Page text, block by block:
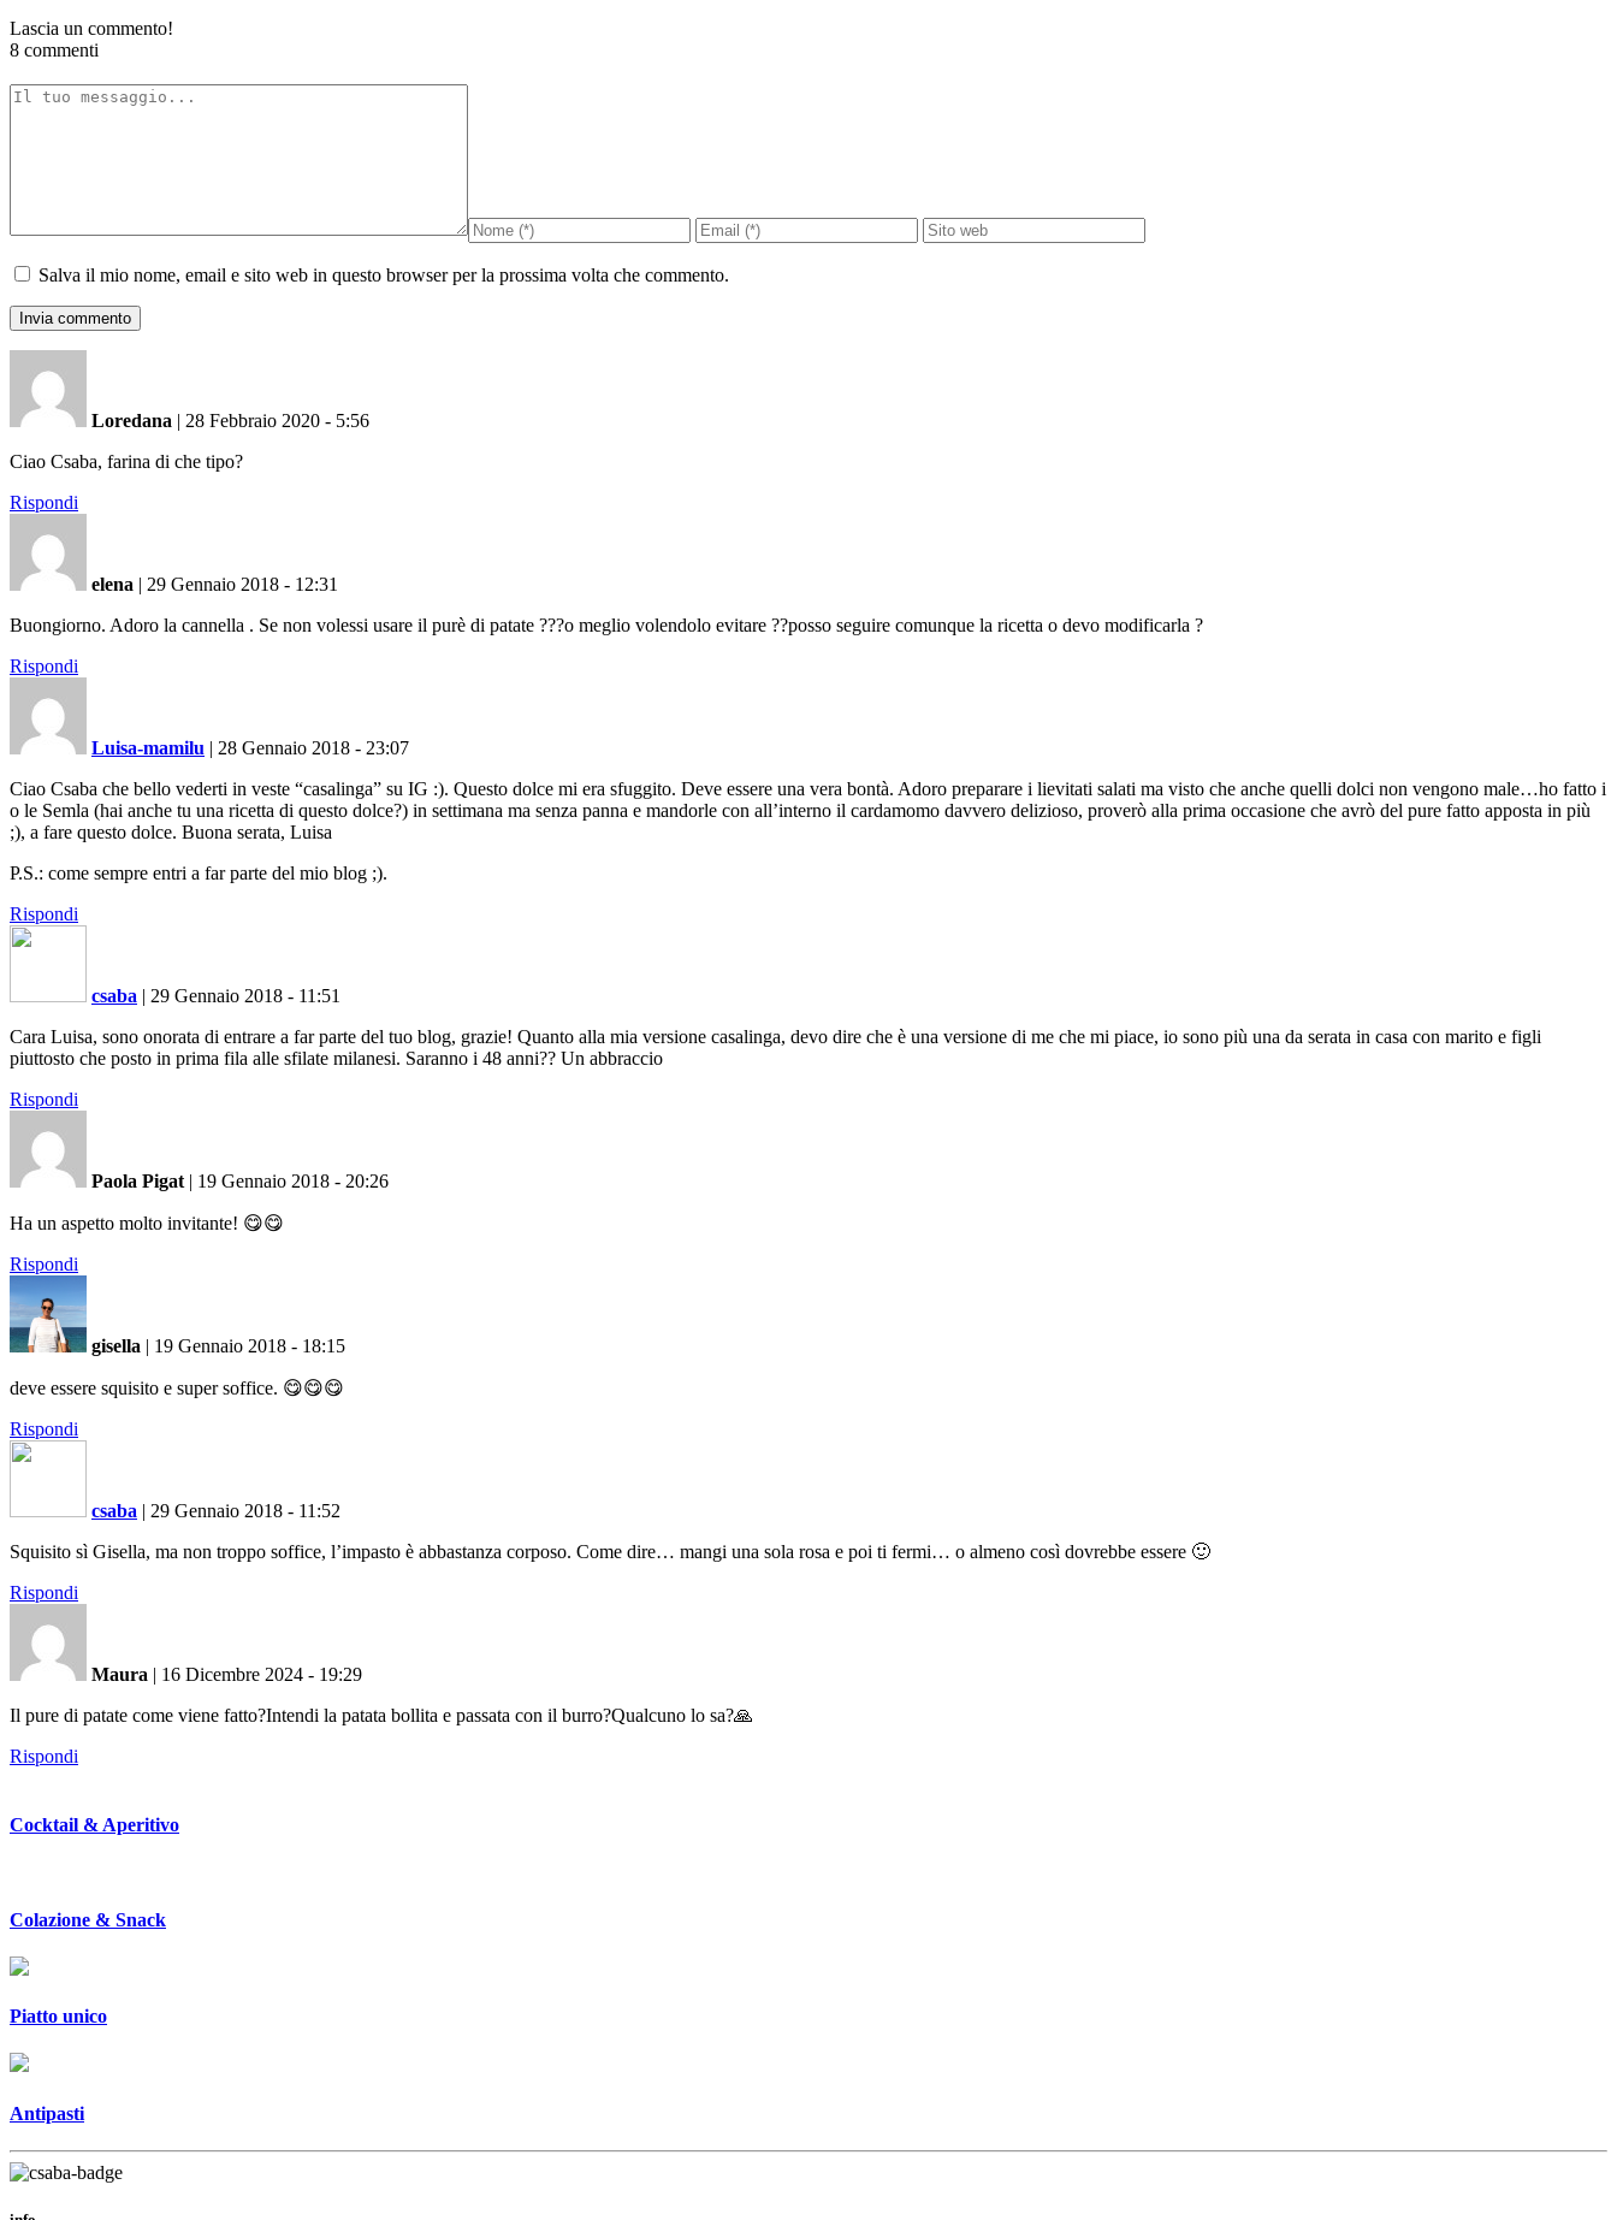
Lascia un commento!
8 commenti
Salva il mio nome, email e sito web in questo browser per la prossima volta che commento.
Loredana | 28 Febbraio 2020 - 5:56
Ciao Csaba, farina di che tipo?
Rispondi
elena | 29 Gennaio 2018 - 12:31
Buongiorno. Adoro la cannella . Se non volessi usare il purè di patate ???o meglio volendolo evitare ??posso seguire comunque la ricetta o devo modificarla ?
Rispondi
Luisa-mamilu | 28 Gennaio 2018 - 23:07
Ciao Csaba che bello vederti in veste “casalinga” su IG :). Questo dolce mi era sfuggito. Deve essere una vera bontà. Adoro preparare i lievitati salati ma visto che anche quelli dolci non vengono male…ho fatto i
o le Semla (hai anche tu una ricetta di questo dolce?) in settimana ma senza panna e mandorle con all’interno il cardamomo davvero delizioso, proverò alla prima occasione che avrò del pure fatto apposta in più
;), a fare questo dolce. Buona serata, Luisa
P.S.: come sempre entri a far parte del mio blog ;).
Rispondi
csaba | 29 Gennaio 2018 - 11:51
Cara Luisa, sono onorata di entrare a far parte del tuo blog, grazie! Quanto alla mia versione casalinga, devo dire che è una versione di me che mi piace, io sono più una da serata in casa con marito e figli
piuttosto che posto in prima fila alle sfilate milanesi. Saranno i 48 anni?? Un abbraccio
Rispondi
Paola Pigat | 19 Gennaio 2018 - 20:26
Ha un aspetto molto invitante! 😋😋
Rispondi
gisella | 19 Gennaio 2018 - 18:15
deve essere squisito e super soffice. 😋😋😋
Rispondi
csaba | 29 Gennaio 2018 - 11:52
Squisito sì Gisella, ma non troppo soffice, l’impasto è abbastanza corposo. Come dire… mangi una sola rosa e poi ti fermi… o almeno così dovrebbe essere 🙂
Rispondi
Maura | 16 Dicembre 2024 - 19:29
Il pure di patate come viene fatto?Intendi la patata bollita e passata con il burro?Qualcuno lo sa?🙏
Rispondi
Cocktail & Aperitivo
Colazione & Snack
Piatto unico
Antipasti